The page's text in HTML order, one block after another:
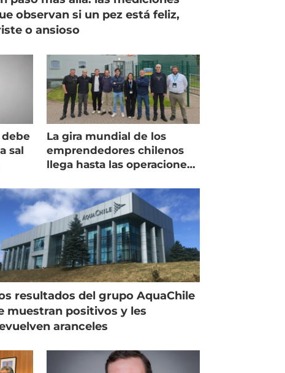
observan si un pez está feliz,
o ansioso
sal
La gira mundial de los
emprendedores chilenos
llega hasta las operaciones
resultados del grupo AquaChile
muestran positivos y les
aranceles